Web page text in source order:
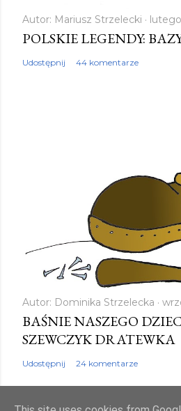
Autor: Mariusz Strzelecki
POLSKIE LEGENDY:
Udostępnij 44 komentarze
Autor: Dominika Strzelecka
BAŚNIE NASZEGO
SZEWCZYK DRATEWKA
Udostępnij 24 komentarze